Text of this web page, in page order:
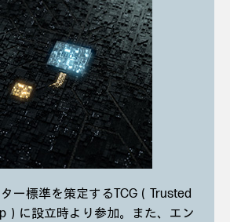
ー標準を策定するTCG（Trusted
）に設立時より参加。また、エン